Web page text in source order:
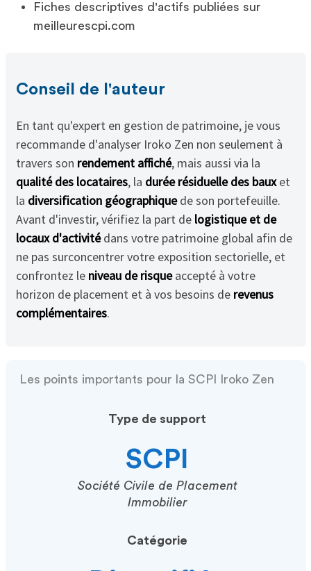
Fiches descriptives d'actifs publiées sur
meilleurescpi.com
Conseil de l'auteur
En tant qu'expert en gestion de patrimoine, je vous
recommande d'analyser Iroko Zen non seulement à
travers son rendement affiché, mais aussi via la
qualité des locataires, la durée résiduelle des bauxet
la diversification géographiquede son portefeuille.
Avant d'investir, vérifiez la part de logistique et de
locaux d'activitédans votre patrimoine global afin de
ne pas surconcentrer votre exposition sectorielle, et
confrontez le niveau de risqueaccepté à votre
horizon de placement et à vos besoins de revenus
complémentaires.
Les points importants pour la SCPI Iroko Zen
Type de support
SCPI
Société Civile de Placement
Immobilier
Catégorie